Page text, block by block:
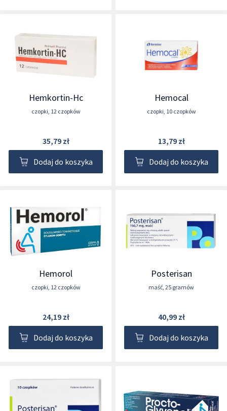
Hemkortin-Hc
czopki, 12 czopków
35,79 zł
Dodaj do koszyka
Hemocal
czopki, 10 czopków
13,79 zł
Dodaj do koszyka
Hemorol
czopki, 12 czopków
24,19 zł
Dodaj do koszyka
Posterisan
maść, 25 gramów
40,99 zł
Dodaj do koszyka